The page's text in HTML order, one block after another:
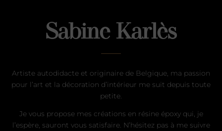
Sabine Karlès
Artiste autodidacte et originaire de Belgique, ma passion
pour l’art et la décoration d’intérieur me suit depuis toute
petite.
Je vous propose mes créations en résine époxy qui, je
l’espère, sauront vous satisfaire. N’hésitez pas à me suivre